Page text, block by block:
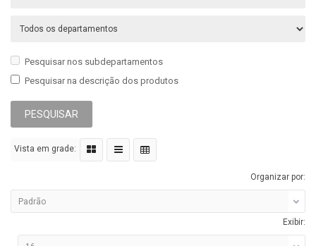
Pesquisar nos subdepartamentos
Pesquisar na descrição dos produtos
Vista em grade:
Organizar por:
Exibir: